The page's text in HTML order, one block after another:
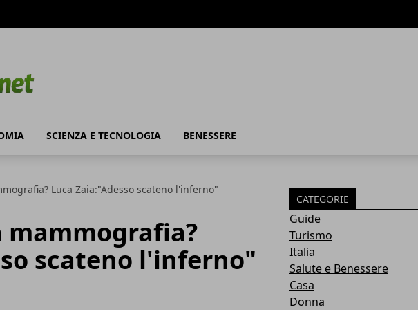
SCIENZA E TECNOLOGIA BENESSERE
Luca Zaia:"Adesso scateno l'inferno"
mammografia?
scateno l'inferno"
CATEGORIE
Guide
Turismo
Italia
Salute e Benessere
Casa
Donna